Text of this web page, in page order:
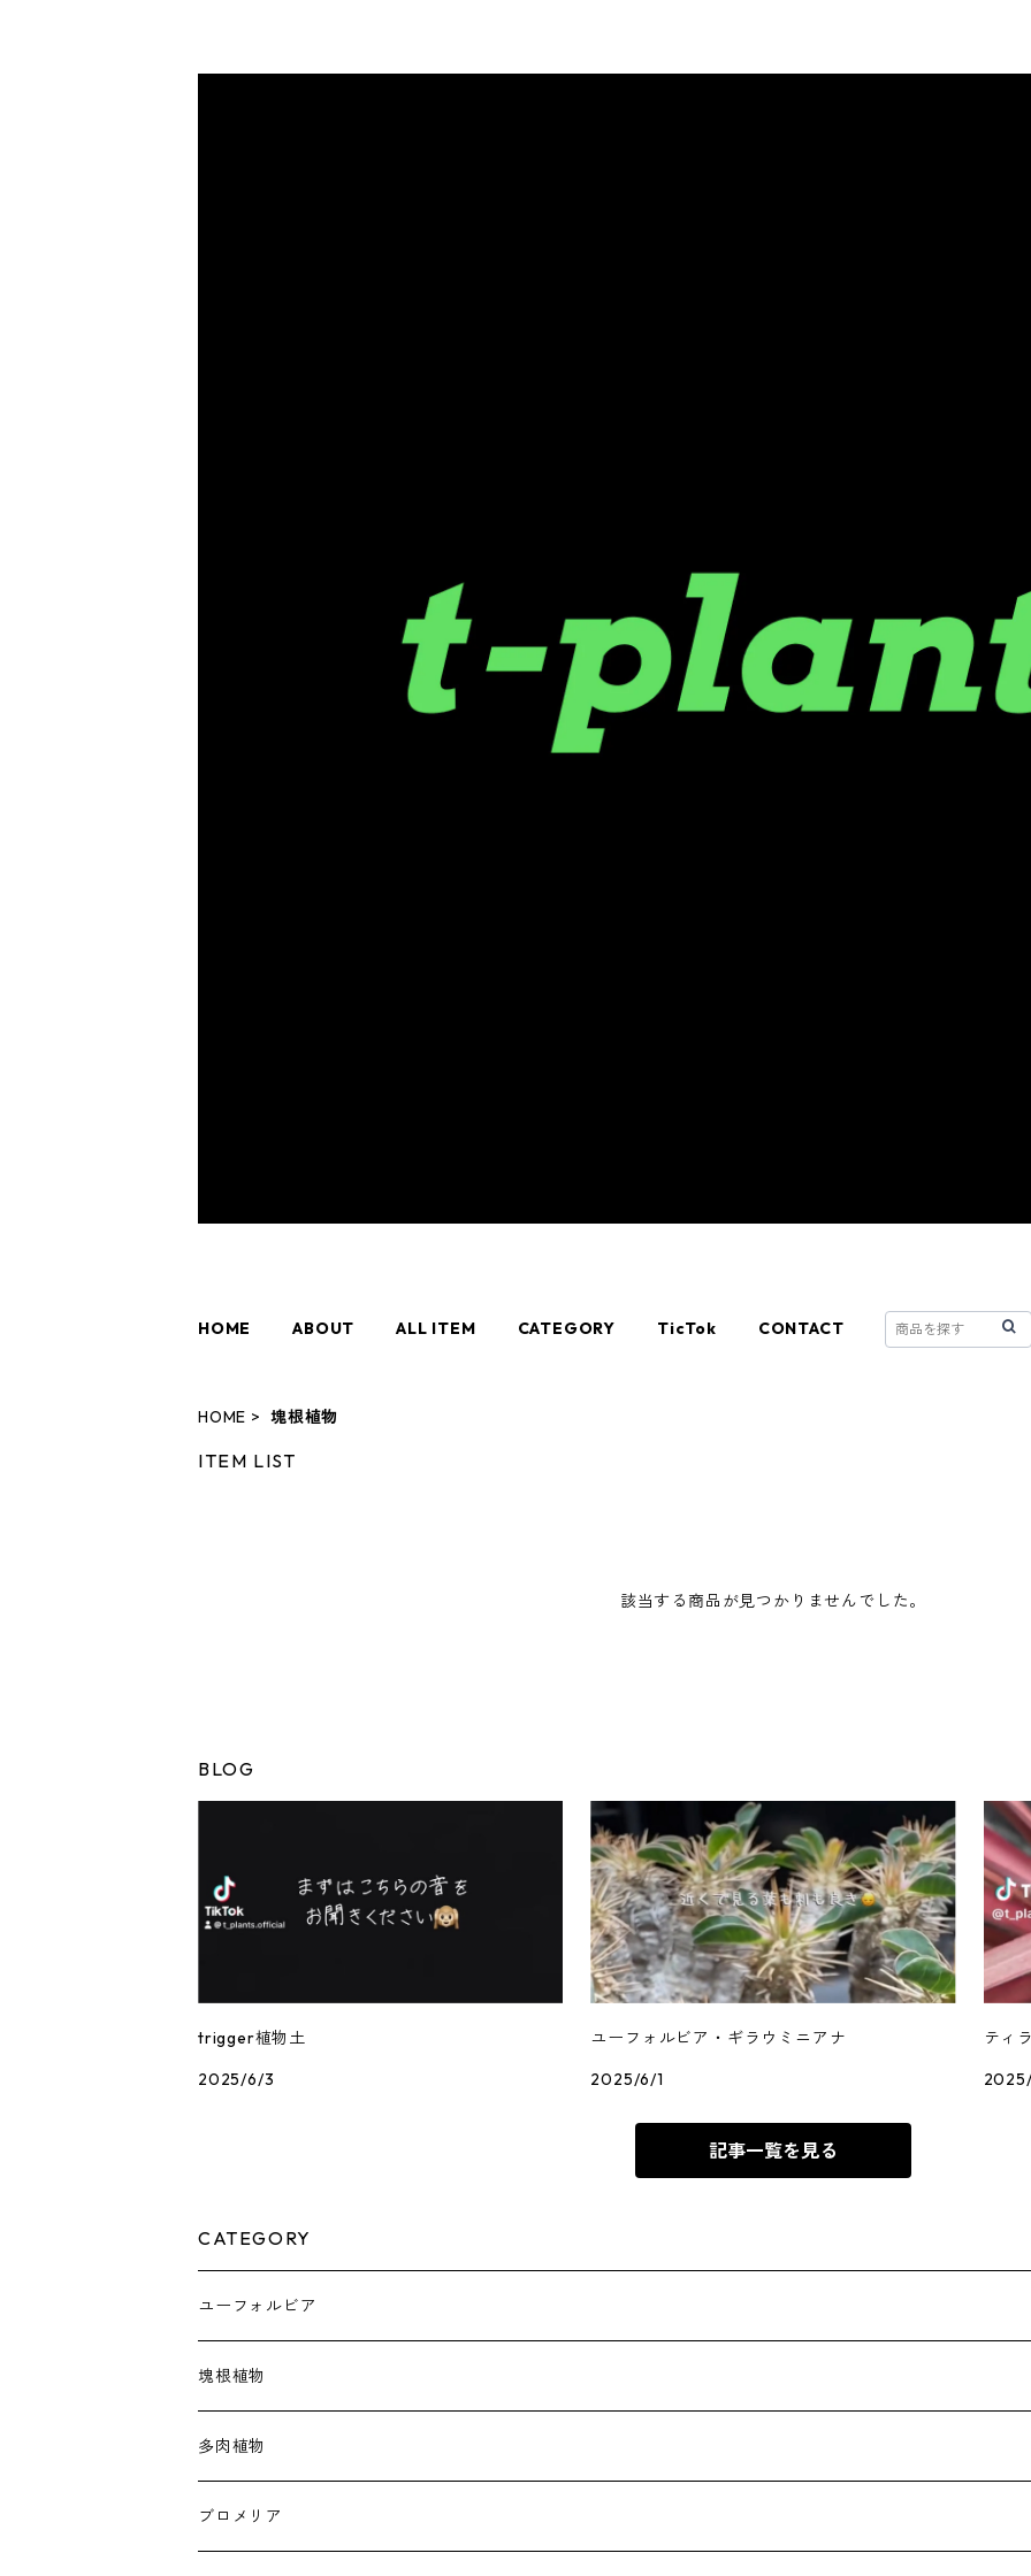
HOME ABOUT ALL ITEM CATEGORY TicTok CONTACT
HOME 塊根植物
ITEM LIST
該当する商品が見つかりませんでした。
BLOG
trigger植物土
2025/6/3
ユーフォルビア・ギラウミニアナ
2025/6/1
ティ
記事一覧を見る
CATEGORY
ユーフォルビア
塊根植物
アデニア
アデニウム
多肉植物
アガベ
ブロメリア